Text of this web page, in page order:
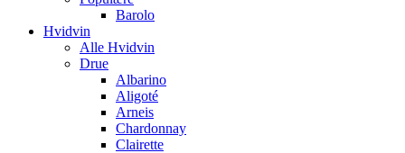
Barolo
Hvidvin
Alle Hvidvin
Drue
Albarino
Aligoté
Arneis
Chardonnay
Clairette